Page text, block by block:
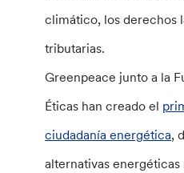
climático, los derechos
tributarias.
Greenpeace junto a la
Éticas han creado el
ciudadanía energética,
alternativas